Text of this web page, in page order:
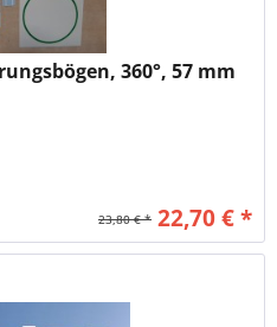
360°, 57 mm
23,80 € * 22,70 € *